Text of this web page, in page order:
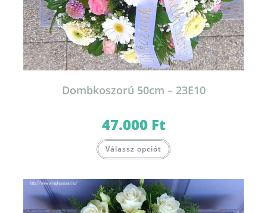
Dombkoszorú 50cm – 23E10
47.000 Ft
Válassz opciót